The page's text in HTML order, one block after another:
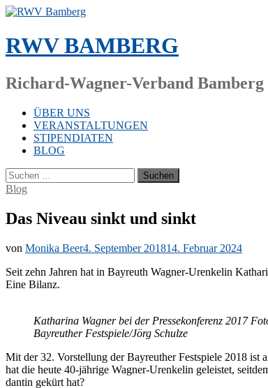
Zum
springen
RWV BAMBERG
Richard-Wagner-Verband Bamberg
ÜBER UNS
VERANSTALTUNGEN
STIPENDIATEN
BLOG
Suchen
nach:
Blog
Das Niveau sinkt und sinkt
von Monika Beer4. September 201814. Februar 2024
Seit zehn Jah­ren hat in Bay­reuth Wag­ner-Ur­en­ke­lin
Eine Bilanz.
Ka­tha­ri­na Wag­ner bei der Pres­se­kon­fe­renz 2017
Bay­reu­ther Festspiele/​Jörg Schulze
Mit der 32. Vor­stel­lung der Bay­reu­ther Fest­spie­le 2018 ist
hat die heu­te 40-jäh­ri­ge Wag­ner-Ur­en­ke­lin ge­leis­tet,
dan­tin ge­kürt hat?